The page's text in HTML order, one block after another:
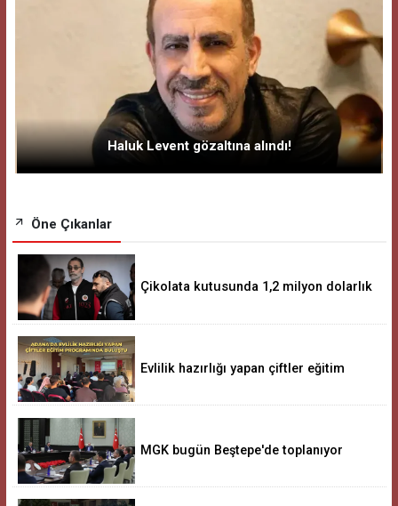
Haluk Levent gözaltına alındı!
Öne Çıkanlar
Çikolata kutusunda 1,2 milyon dolarlık
Evlilik hazırlığı yapan çiftler eğitim
MGK bugün Beştepe'de toplanıyor